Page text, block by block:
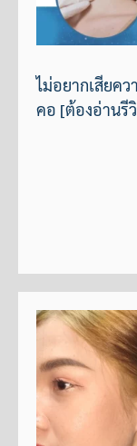
ไม่อยากเสียคว
คอ [ต้องอ่านรี